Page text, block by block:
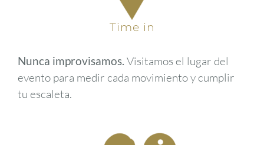
Time in
Nunca improvisamos. Visitamos el lugar del
evento para medir cada movimiento y cumplir
tu escaleta.